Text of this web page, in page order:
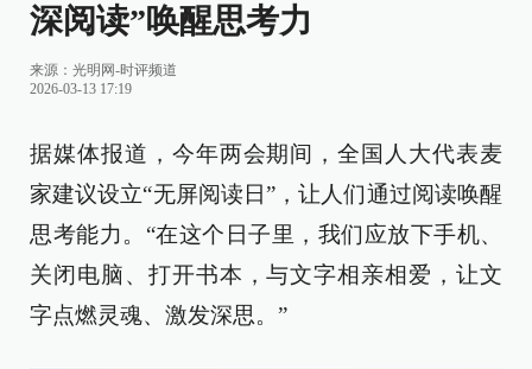
深阅读”唤醒思考力
来源： 光明网-时评频道
2026-03-13 17:19
据媒体报道，今年两会期间，全国人大代表麦
家建议设立“无屏阅读日”，让人们通过阅读唤醒
思考能力。“在这个日子里，我们应放下手机、
关闭电脑、打开书本，与文字相亲相爱，让文
字点燃灵魂、激发深思。”